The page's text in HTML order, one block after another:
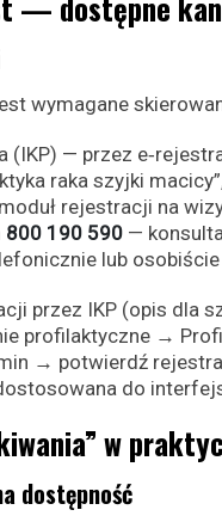
wymagane
— przez
raka szyjki
rejestracji na
800 190 590 —
lub
przez IKP (opis dla
profilaktyczne →
→ potwierdź
do
w
dostępność